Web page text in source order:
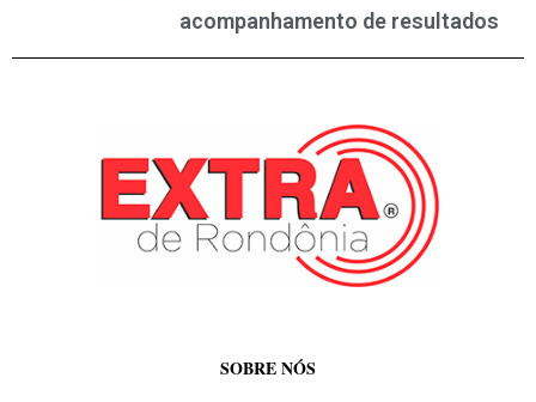
acompanhamento de resultados
SOBRE NÓS